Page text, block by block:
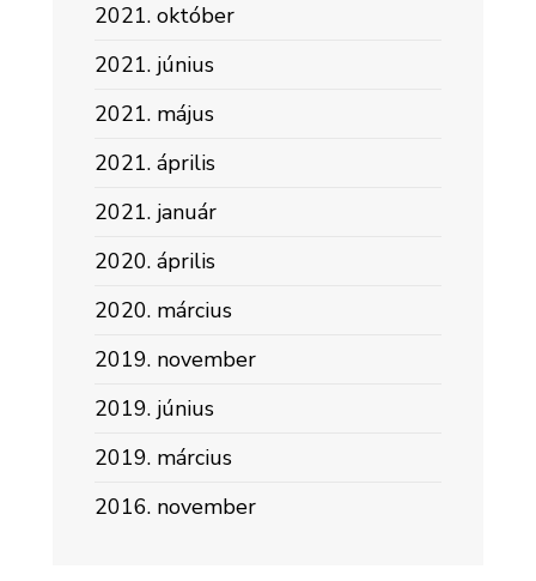
2021. október
2021. június
2021. május
2021. április
2021. január
2020. április
2020. március
2019. november
2019. június
2019. március
2016. november